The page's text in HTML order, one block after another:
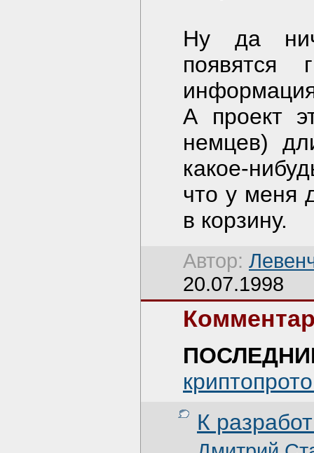
Ну да
А проект
немцев)
какое-
что у меня
в корзину.
Автор:
20.07.1998
К